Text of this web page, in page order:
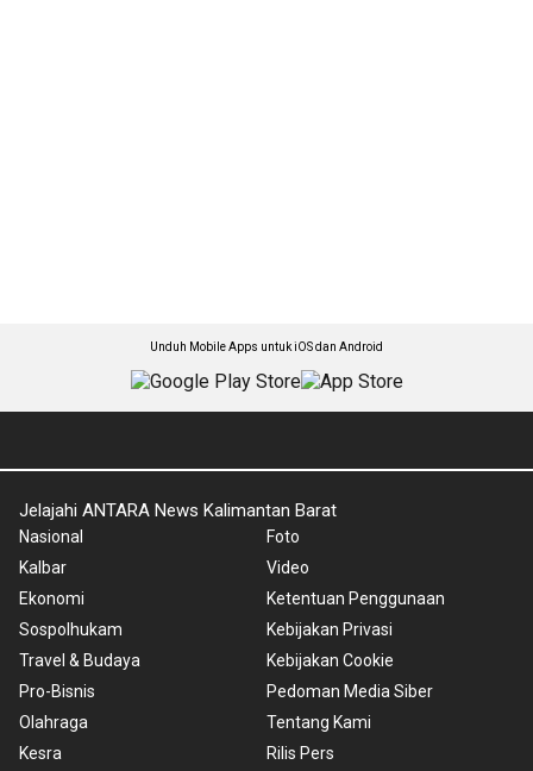
Unduh Mobile Apps untuk iOS dan Android
Jelajahi ANTARA News Kalimantan Barat
Nasional
Kalbar
Ekonomi
Sospolhukam
Travel & Budaya
Pro-Bisnis
Olahraga
Kesra
Foto
Video
Ketentuan Penggunaan
Kebijakan Privasi
Kebijakan Cookie
Pedoman Media Siber
Tentang Kami
Rilis Pers